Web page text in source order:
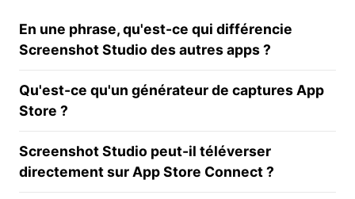
En une phrase, qu'est-ce qui différencie
Screenshot Studio des autres apps ?
Qu'est-ce qu'un générateur de captures App
Store ?
Screenshot Studio peut-il téléverser
directement sur App Store Connect ?